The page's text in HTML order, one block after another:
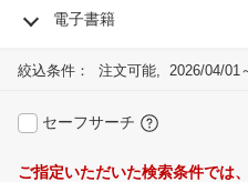
電子書籍
絞込条件： 注文可能 2026/04/01
セーフサーチ
ご指定いただいた検索条件で